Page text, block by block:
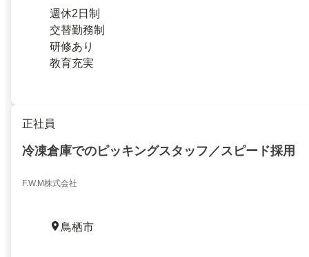
週休2日制
交替勤務制
研修あり
教育充実
正社員
冷凍倉庫でのピッキングスタッフ／スピード採用
F.W.M株式会社
鳥栖市